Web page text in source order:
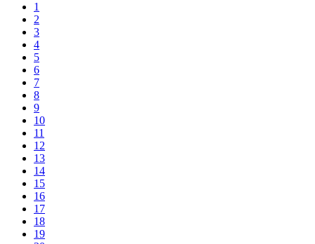
1
2
3
4
5
6
7
8
9
10
11
12
13
14
15
16
17
18
19